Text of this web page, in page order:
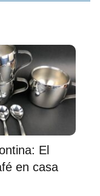
El
en casa